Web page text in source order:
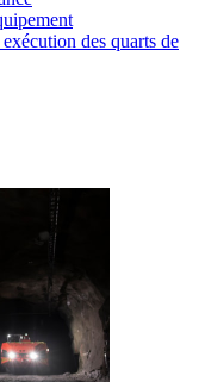
des quarts de